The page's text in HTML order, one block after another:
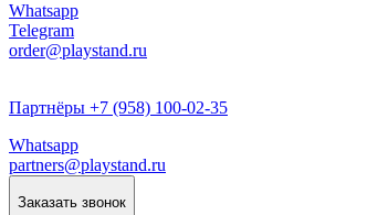
Whatsapp
Telegram
order@playstand.ru
Партнёры +7 (958) 100-02-35
Whatsapp
partners@playstand.ru
Заказать звонок